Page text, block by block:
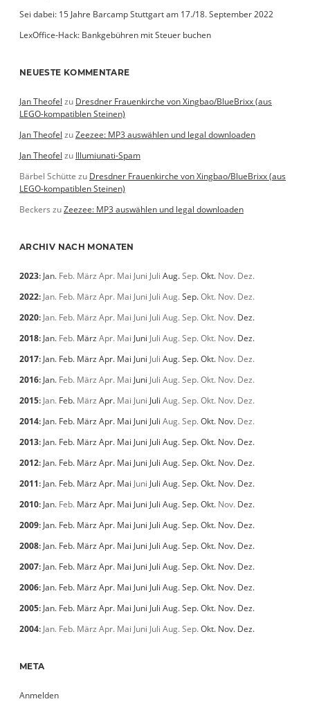
Sei dabei: 15 Jahre Barcamp Stuttgart am 17./18. September 2022
LexOffice-Hack: Bankgebühren mit Steuer buchen
NEUESTE KOMMENTARE
Jan Theofel zu Dresdner Frauenkirche von Xingbao/BlueBrixx (aus
LEGO-kompatiblen Steinen)
Jan Theofel zuZeezee: MP3 auswählen und legal downloaden
Jan Theofel zu Illumiunati-Spam
Bärbel Schütte zu Dresdner Frauenkirche von Xingbao/BlueBrixx (aus
LEGO-kompatiblen Steinen)
Beckers zuZeezee: MP3 auswählen und legal downloaden
ARCHIV NACH MONATEN
2023: Jan. Feb. März Apr. Mai Juni Juli Aug.Sep.Okt. Nov. Dez.
2022: Jan. Feb. März Apr. Mai Juni Juli Aug.Sep.Okt. Nov. Dez.
2020: Jan. Feb. März Apr. Mai Juni Juli Aug.Sep.Okt. Nov. Dez.
2018: Jan. Feb. März Apr. Mai Juni Juli Aug.Sep.Okt. Nov. Dez.
2017: Jan. Feb. März Apr. Mai Juni Juli Aug.Sep.Okt. Nov. Dez.
2016: Jan. Feb. März Apr. Mai Juni Juli Aug.Sep.Okt. Nov. Dez.
2015: Jan. Feb. März Apr. Mai Juni Juli Aug.Sep.Okt. Nov. Dez.
2014: Jan. Feb. März Apr. Mai Juni Juli Aug.Sep.Okt. Nov. Dez.
2013: Jan. Feb. März Apr. Mai Juni Juli Aug.Sep.Okt. Nov. Dez.
2012: Jan. Feb. März Apr. Mai Juni Juli Aug.Sep.Okt. Nov. Dez.
2011: Jan. Feb. März Apr. Mai Juni Juli Aug.Sep.Okt. Nov. Dez.
2010: Jan. Feb. März Apr. Mai Juni Juli Aug.Sep.Okt. Nov. Dez.
2009: Jan. Feb. März Apr. Mai Juni Juli Aug.Sep.Okt. Nov. Dez.
2008: Jan. Feb. März Apr. Mai Juni Juli Aug.Sep.Okt. Nov. Dez.
2007: Jan. Feb. März Apr. Mai Juni Juli Aug.Sep.Okt. Nov. Dez.
2006: Jan. Feb. März Apr. Mai Juni Juli Aug.Sep.Okt. Nov. Dez.
2005: Jan. Feb. März Apr. Mai Juni Juli Aug.Sep.Okt. Nov. Dez.
2004: Jan. Feb. März Apr. Mai Juni Juli Aug.Sep.Okt. Nov. Dez.
META
Anmelden